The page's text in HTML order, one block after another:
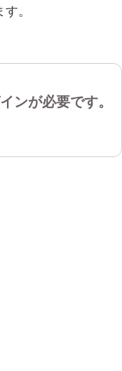
。
ンが必要です。